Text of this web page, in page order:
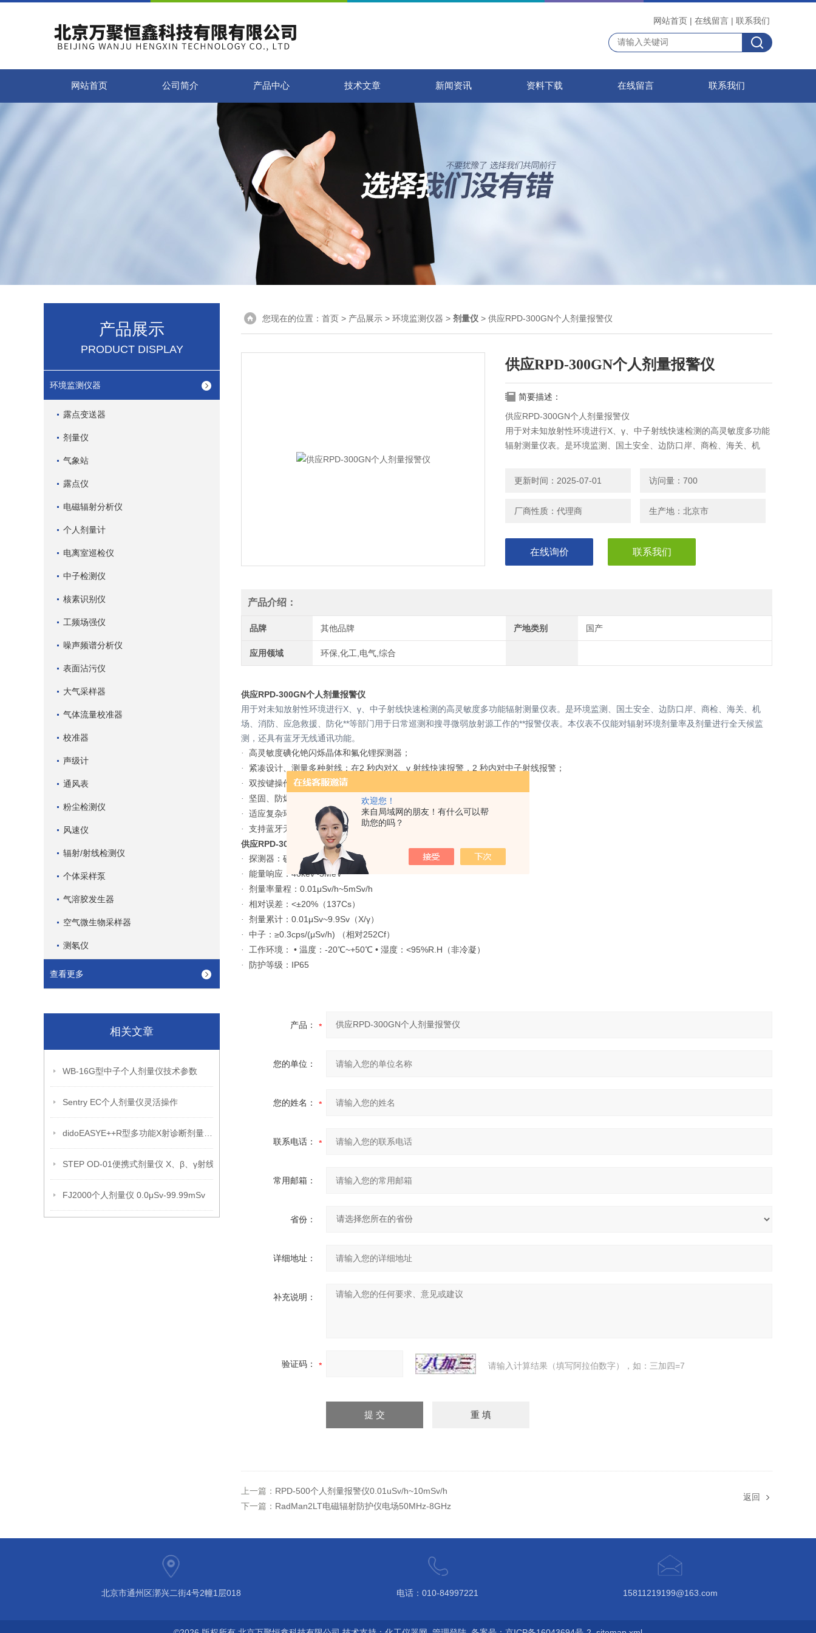
欢迎您！
来自局域网的朋友！有什么可以帮
助您的吗？
网站首页 | 在线留言 | 联系我们
网站首页 公司简介 产品中心 技术文章 新闻资讯 资料下载 在线留言 联系我们
产品展示
PRODUCT DISPLAY
环境监测仪器
露点变送器
剂量仪
气象站
露点仪
电磁辐射分析仪
个人剂量计
电离室巡检仪
中子检测仪
核素识别仪
工频场强仪
噪声频谱分析仪
表面沾污仪
大气采样器
气体流量校准器
校准器
声级计
通风表
粉尘检测仪
风速仪
辐射/射线检测仪
个体采样泵
气溶胶发生器
空气微生物采样器
测氡仪
查看更多
相关文章
WB-16G型中子个人剂量仪技术参数
Sentry EC个人剂量仪灵活操作
STEP OD-01便携式剂量仪 X、β、γ射线
FJ2000个人剂量仪 0.0μSv-99.99mSv
您现在的位置： 首页 > 产品展示 > 环境监测仪器 > 剂量仪 > 供应RPD-300GN个人剂量报警仪
供应RPD-300GN个人剂量报警仪
简要描述：
供应RPD-300GN个人剂量报警仪
用于对未知放射性环境进行X、γ、中子射线快速检测的高灵敏度多功能
辐射测量仪表。是环境监测、国土安全、边防口岸、商检、海关、机
作的**报警仪表。本仪表不仅能对辐射环境剂量率及剂量进行全天候监
更新时间：2025-07-01 访问量：700
厂商性质：代理商 生产地：北京市
在线询价 联系我们
产品介绍：
品牌 其他品牌 产地类别 国产
应用领域 环保,化工,电气,综合
供应RPD-300GN个人剂量报警仪
用于对未知放射性环境进行X、γ、中子射线快速检测的高灵敏度多功能辐射测量仪表。是环境监测、国土安全、边防口岸、商检、海关、机
场、消防、应急救援、防化**等部门用于日常巡测和搜寻微弱放射源工作的**报警仪表。本仪表不仅能对辐射环境剂量率及剂量进行全天候监
测，还具有蓝牙无线通讯功能。
· 高灵敏度碘化铯闪烁晶体和氟化锂探测器；
· 紧凑设计、测量多种射线：在2 秒内对X、γ 射线快速报警，2 秒内对中子射线报警；
· 双按键操作搭配OLED液晶屏，操作简便、设置灵活；
· 坚固、防爆，适用于任何恶劣环境：IP65防护等级；
· 适应复杂环境的振动、声音及发光报警；
· 支持蓝牙无线通讯
供应RPD-300GN个人剂量报警仪
· 探测器：碘化铯和氟化锂
· 能量响应：40kev~3MeV
· 剂量率量程：0.01μSv/h~5mSv/h
· 相对误差：<±20%（137Cs）
· 剂量累计：0.01μSv~9.9Sv（X/γ）
· 中子：≥0.3cps/(μSv/h) （相对252Cf）
· 工作环境： • 温度：-20℃~+50℃ • 湿度：<95%R.H（非冷凝）
· 防护等级：IP65
产品：
您的单位：
您的姓名：
联系电话：
常用邮箱：
省份：
详细地址：
补充说明：
验证码： 请输入计算结果（填写阿拉伯数字），如：三加四=7
上一篇： RPD-500个人剂量报警仪0.01uSv/h~10mSv/h
下一篇： RadMan2LT电磁辐射防护仪电场50MHz-8GHz
返回
北京市通州区漷兴二街4号2幢1层018 电话：010-84997221 15811219199@163.com